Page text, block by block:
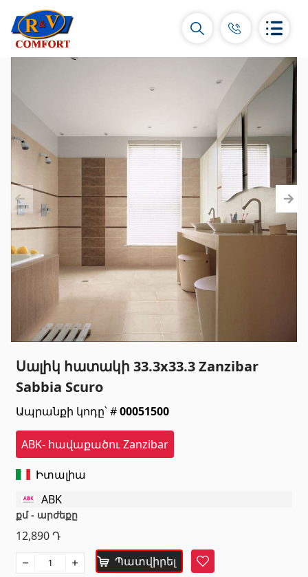
Կերամիկական սալիկներ և
հավաքածուներ
Պատի կերամիկական սալիկներ (292)
Կարնիզներ և դեկորներ
(450)
Հատակի սալիկներ(392)
Կերամոգրանիտ(92)
Սանտեխնիկա
Խոհանոցի լվացարաններ(7)
Կերամիկական լվացարաններ
Հիդրոմերսող լոգարաններ
Լոգարանի աքսեսուարներ
Բոլորը
Բնական քարեր
Գրանիտ
Մարմար
Սալիկ հատակի 33.3x33.3 Zanzibar
Sabbia Scuro
Ապրանքի կոդը՝ #00051500
ABK- հավաքածու Zanzibar
Իտալիա
ABK
քմ - արժեքը
12,890Դ
Պատվիրել
Հավանել